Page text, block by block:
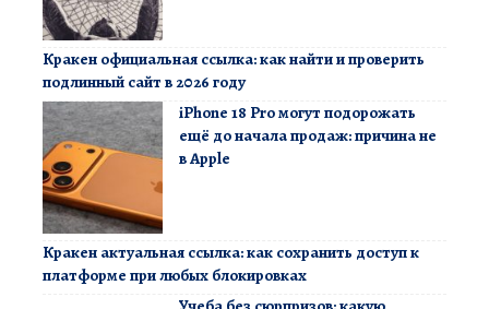
Кракен официальная ссылка: как найти и проверить
подлинный сайт в 2026 году
iPhone 18 Pro могут подорожать
ещё до начала продаж: причина не
в Apple
Кракен актуальная ссылка: как сохранить доступ к
платформе при любых блокировках